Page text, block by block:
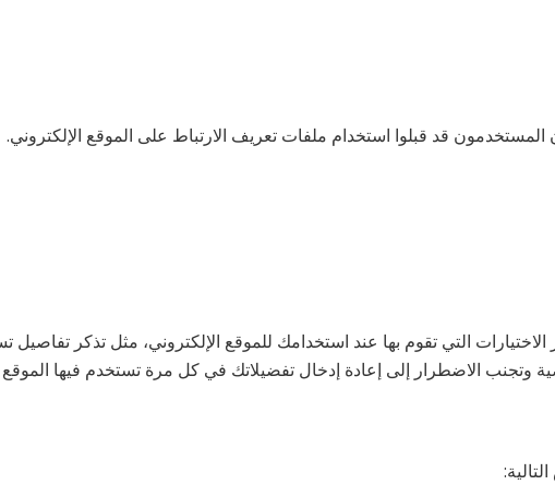
قد قبلوا استخدام ملفات تعريف الارتباط على الموقع الإلكتروني.
التي تقوم بها عند استخدامك للموقع الإلكتروني، مثل تذكر
وتجنب الاضطرار إلى إعادة إدخال تفضيلاتك في كل مرة تستخدم فيها الموقع